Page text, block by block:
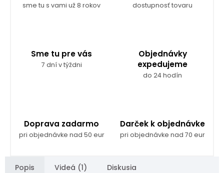
sme tu s vami už 8 rokov dostupnosť tovaru
Sme tu pre vás
7 dní v týždni
Objednávky
expedujeme
do 24 hodín
Doprava zadarmo
pri objednávke nad 50 eur
Darček k objednávke
pri objednávke nad 70 eur
Popis Videá (1) Diskusia